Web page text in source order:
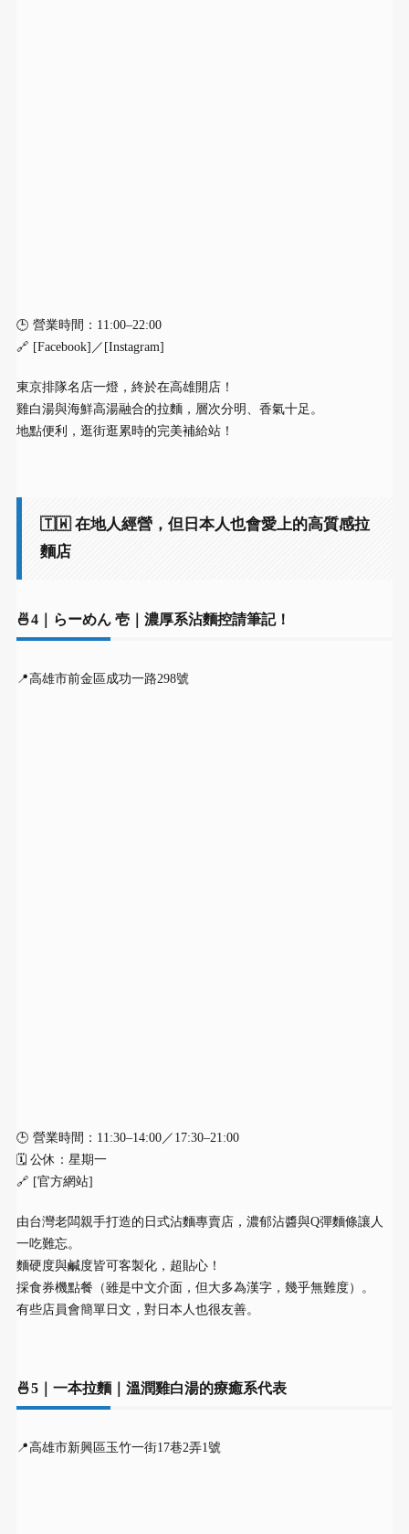
🕒 營業時間：11:00–22:00
🔗 [Facebook]／[Instagram]
東京排隊名店一燈，終於在高雄開店！
雞白湯與海鮮高湯融合的拉麵，層次分明、香氣十足。
地點便利，逛街逛累時的完美補給站！
🇹🇼 在地人經營，但日本人也會愛上的高質感拉
麵店
🍜4｜らーめん 壱｜濃厚系沾麵控請筆記！
📍高雄市前金區成功一路298號
🕒 營業時間：11:30–14:00／17:30–21:00
🗓 公休：星期一
🔗 [官方網站]
由台灣老闆親手打造的日式沾麵專賣店，濃郁沾醬與Q彈麵條讓人
一吃難忘。
麵硬度與鹹度皆可客製化，超貼心！
採食券機點餐（雖是中文介面，但大多為漢字，幾乎無難度）。
有些店員會簡單日文，對日本人也很友善。
🍜5｜一本拉麵｜溫潤雞白湯的療癒系代表
📍高雄市新興區玉竹一街17巷2弄1號